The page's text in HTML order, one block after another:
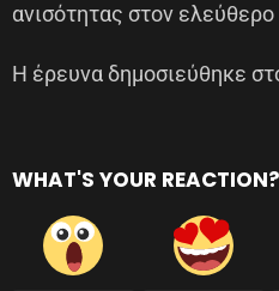
ανισότητας στον ελεύθερο
Η έρευνα δημοσιεύθηκε
WHAT'S YOUR REACTION?